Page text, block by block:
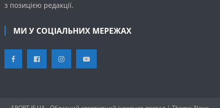
з позицією редакції.
МИ У СОЦІАЛЬНИХ МЕРЕЖАХ